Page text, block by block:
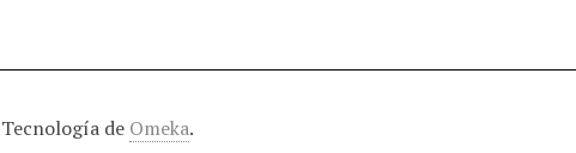
Tecnología de Omeka.